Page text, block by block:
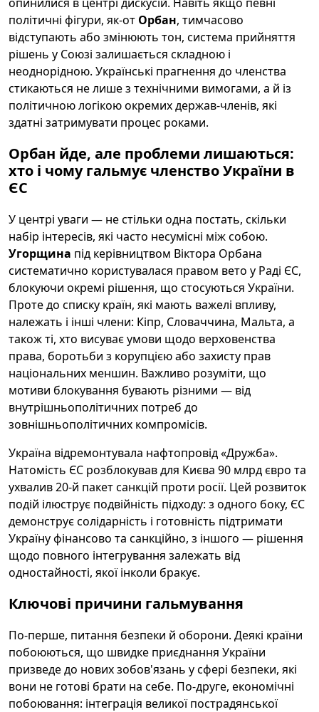
політичні фігури, як-от Орбан, тимчасово
відступають або змінюють тон, система прийняття
рішень у Союзі залишається складною і
неоднорідною. Українські прагнення до членства
стикаються не лише з технічними вимогами, а й із
політичною логікою окремих держав-членів, які
здатні затримувати процес роками.
Орбан йде, але проблеми лишаються:
хто і чому гальмує членство України в
ЄС
У центрі уваги — не стільки одна постать, скільки
набір інтересів, які часто несумісні між собою.
Угорщина під керівництвом Віктора Орбана
систематично користувалася правом вето у Раді ЄС,
блокуючи окремі рішення, що стосуються України.
Проте до списку країн, які мають важелі впливу,
належать і інші члени: Кіпр, Словаччина, Мальта, а
також ті, хто висуває умови щодо верховенства
права, боротьби з корупцією або захисту прав
національних меншин. Важливо розуміти, що
мотиви блокування бувають різними — від
внутрішньополітичних потреб до
зовнішньополітичних компромісів.
Україна відремонтувала нафтопровід «Дружба».
Натомість ЄС розблокував для Києва 90 млрд євро та
ухвалив 20-й пакет санкцій проти росії. Цей розвиток
подій ілюструє подвійність підходу: з одного боку, ЄС
демонструє солідарність і готовність підтримати
Україну фінансово та санкційно, з іншого — рішення
щодо повного інтегрування залежать від
одностайності, якої інколи бракує.
Ключові причини гальмування
По-перше, питання безпеки й оборони. Деякі країни
побоюються, що швидке приєднання України
призведе до нових зобов'язань у сфері безпеки, які
вони не готові брати на себе. По-друге, економічні
побоювання: інтеграція великої пострадянської